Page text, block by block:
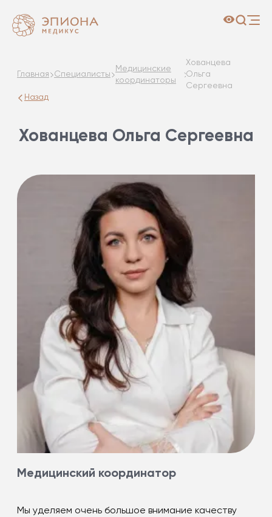
Главная Специалисты
Медицинские
координаторы
Хованцева
Ольга
Сергеевна
Назад
Хованцева Ольга Сергеевна
Медицинский координатор
Мы уделяем очень большое внимание качеству